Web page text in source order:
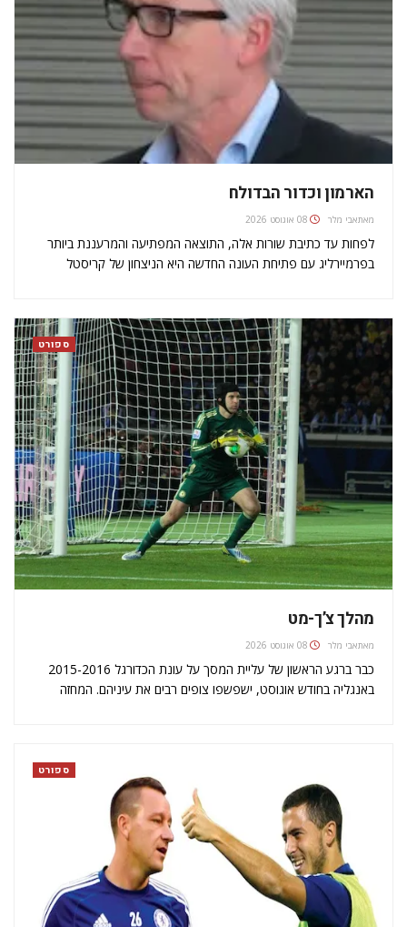
הארמון וכדור הבדולח
מאתאבי מלר 08 אוגוסט 2026
לפחות עד כתיבת שורות אלה, התוצאה המפתיעה והמרעננת ביותר
בפרמיירליג עם פתיחת העונה החדשה היא הניצחון של קריסטל
נדחקת טיפה הצידה…
ספורט
מהלך צ’ך-מט
מאתאבי מלר 08 אוגוסט 2026
כבר ברגע הראשון של עליית המסך על עונת הכדורגל 2015-2016
באנגליה בחודש אוגוסט, ישפשפו צופים רבים את עיניהם. המחזה
ספורט